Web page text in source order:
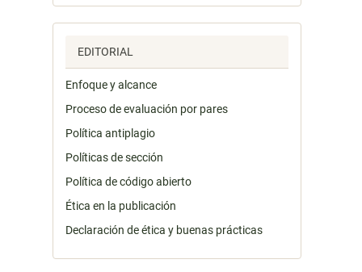
EDITORIAL
Enfoque y alcance
Proceso de evaluación por pares
Política antiplagio
Políticas de sección
Política de código abierto
Ética en la publicación
Declaración de ética y buenas prácticas